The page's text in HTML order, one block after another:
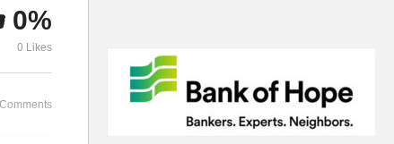
0%
0 Likes